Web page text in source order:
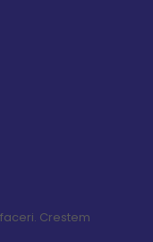
Crestem